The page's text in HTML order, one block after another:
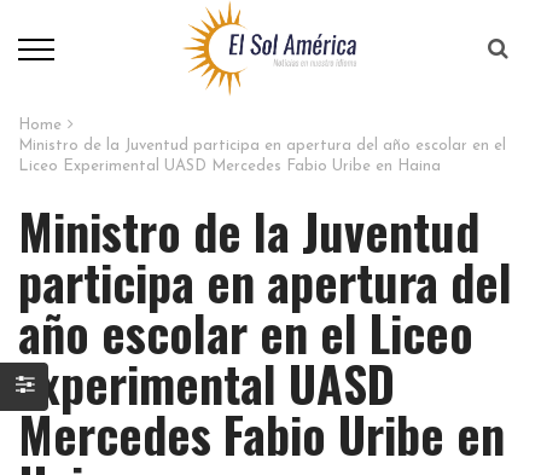
Home
Ministro de la Juventud participa en apertura del año escolar en el
Liceo Experimental UASD Mercedes Fabio Uribe en Haina
Ministro de la Juventud
participa en apertura del
año escolar en el Liceo
Experimental UASD
Mercedes Fabio Uribe en